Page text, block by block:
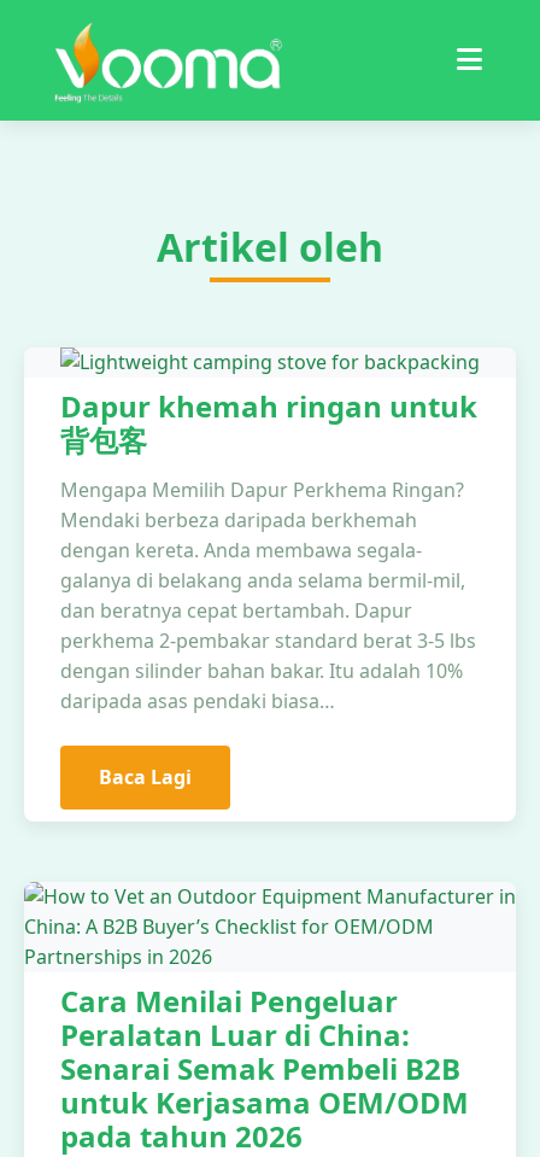
Sijil
Kajian Kes
Artikel oleh
Dapur khemah ringan untuk
背包客
Mengapa Memilih Dapur Perkhema Ringan?
Mendaki berbeza daripada berkhemah
dengan kereta. Anda membawa segala-
galanya di belakang anda selama bermil-mil,
dan beratnya cepat bertambah. Dapur
perkhema 2-pembakar standard berat 3-5 lbs
dengan silinder bahan bakar. Itu adalah 10%
daripada asas pendaki biasa…
Baca Lagi
Cara Menilai Pengeluar
Peralatan Luar di China:
Senarai Semak Pembeli B2B
untuk Kerjasama OEM/ODM
pada tahun 2026